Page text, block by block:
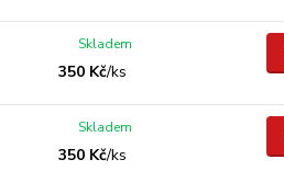
350 Kč/ks
Skladem
350 Kč/ks
Skladem